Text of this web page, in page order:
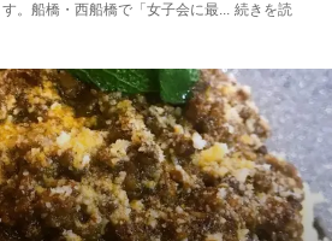
。船橋・西船橋で「女子会に最
続きを読